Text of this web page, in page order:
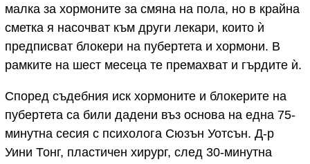
малка за хормоните за смяна на пола, но в крайна
сметка я насочват към други лекари, които ѝ
предписват блокери на пубертета и хормони. В
рамките на шест месеца те премахват и гърдите ѝ.
Според съдебния иск хормоните и блокерите на
пубертета са били дадени въз основа на една 75-
минутна сесия с психолога Сюзън Уотсън. Д-р
Уини Тонг, пластичен хирург, след 30-минутна